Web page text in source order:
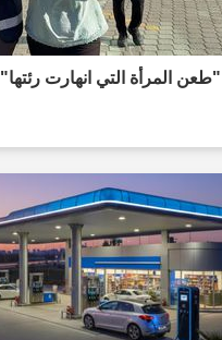
"طعن المرأة التي انهارت رئتها"